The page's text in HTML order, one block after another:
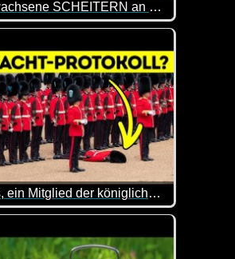
Viele Erwachsene SCHEITERN an dieser Aufgabe, du aber NICHT!
und zu mal wieder total interessant ist,
Wie ist es, ein Mitglied der königlichen Garde zu sein
mal am Buckingham Palace und